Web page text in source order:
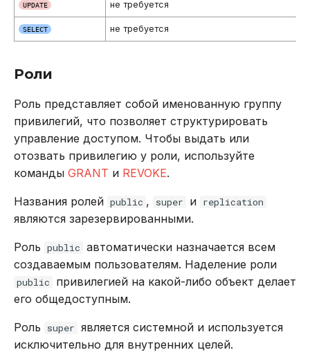
UPDATE не требуется
SELECT не требуется
Роли
Роль представляет собой именованную группу
привилегий, что позволяет структурировать
управление доступом. Чтобы выдать или
отозвать привилегию у роли, используйте
команды GRANT и REVOKE.
Названия ролей public , super и replication
являются зарезервированными.
Роль public автоматически назначается всем
создаваемым пользователям. Наделение роли
public
привилегией на какой-либо объект делает
его общедоступным.
Роль super является системной и используется
исключительно для внутренних целей.